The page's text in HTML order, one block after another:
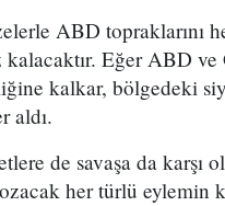
ABD topraklarını
Eğer ABD
kalkar, bölgedeki
aldı.
de savaşa da karşı
her türlü eylemin